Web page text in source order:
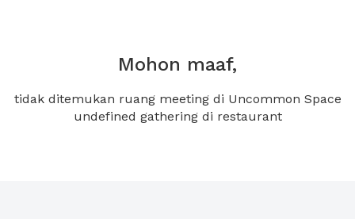
Mohon maaf,
tidak ditemukan ruang meeting di Uncommon Space
undefined gathering di restaurant